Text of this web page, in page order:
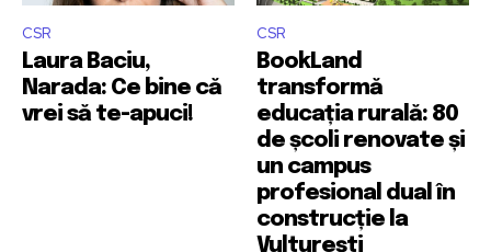
CSR
Laura Baciu,
Narada: Ce bine că
vrei să te-apuci!
CSR
BookLand
transformă
educația rurală: 80
de școli renovate și
un campus
profesional dual în
construcție la
Vulturești